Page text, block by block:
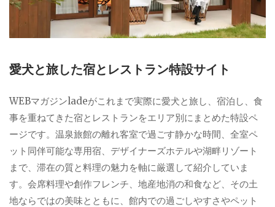
愛犬と旅した宿とレストラン特設サイト
WEBマガジンladeがこれまで実際に愛犬と旅し、宿泊し、食
事を重ねてきた宿とレストランをエリア別にまとめた特設ペ
ージです。温泉旅館の離れ客室で過ごす静かな時間、全室ペ
ット同伴可能な専用宿、デザイナーズホテルや湖畔リゾート
まで、滞在の質と料理の魅力を軸に厳選して紹介していま
す。会席料理や創作フレンチ、地産地消の和食など、その土
地ならではの美味とともに、館内での過ごしやすさやペット